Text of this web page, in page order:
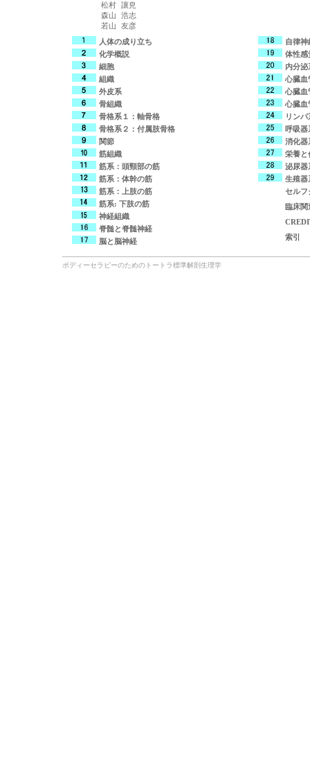
松村 讓皃
森山 浩志
人体の成り立ち
化学概説
細胞
組織
外皮系
骨組織
骨格系１：軸骨格
骨格系２：付属肢骨格
関節
筋組織
筋系：頭頸部の筋
筋系：体幹の筋
筋系：上肢の筋
筋系: 下肢の筋
神経組織
脊髄と脊髄神経
脳と脳神経
自律神
体性感
内分泌
心臓血
心臓血
心臓血
リン
呼吸器
消化器
栄養と
泌尿器
生殖器
セルフ
臨床関
索引
ボディーセラピーのためのトートラ標準解剖生理学